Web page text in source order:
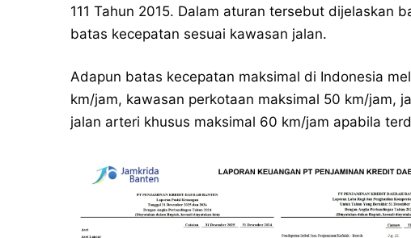
111 Tahun 2015. Dalam aturan tersebut dijelaskan
batas kecepatan sesuai kawasan jalan.
Adapun batas kecepatan maksimal di Indonesia
km/jam, kawasan perkotaan maksimal 50 km/jam,
jalan arteri khusus maksimal 60 km/jam apabila